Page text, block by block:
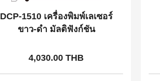
DCP-1510 เครื่องพิมพ์เลเซอร์
ขาว-ดำ มัลติฟังก์ชัน
4,030.00 THB